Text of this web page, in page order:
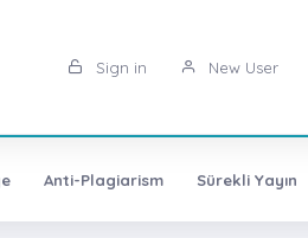
Sign in New User
Anti-Plagiarism Sürekli Yayın